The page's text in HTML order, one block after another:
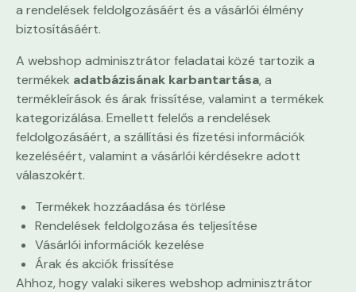
a rendelések feldolgozásáért és a vásárlói élmény
biztosításáért.
A webshop adminisztrátor feladatai közé tartozik a
termékek adatbázisának karbantartása, a
termékleírások és árak frissítése, valamint a termékek
kategorizálása. Emellett felelős a rendelések
feldolgozásáért, a szállítási és fizetési információk
kezeléséért, valamint a vásárlói kérdésekre adott
válaszokért.
Termékek hozzáadása és törlése
Rendelések feldolgozása és teljesítése
Vásárlói információk kezelése
Árak és akciók frissítése
Ahhoz, hogy valaki sikeres webshop adminisztrátor